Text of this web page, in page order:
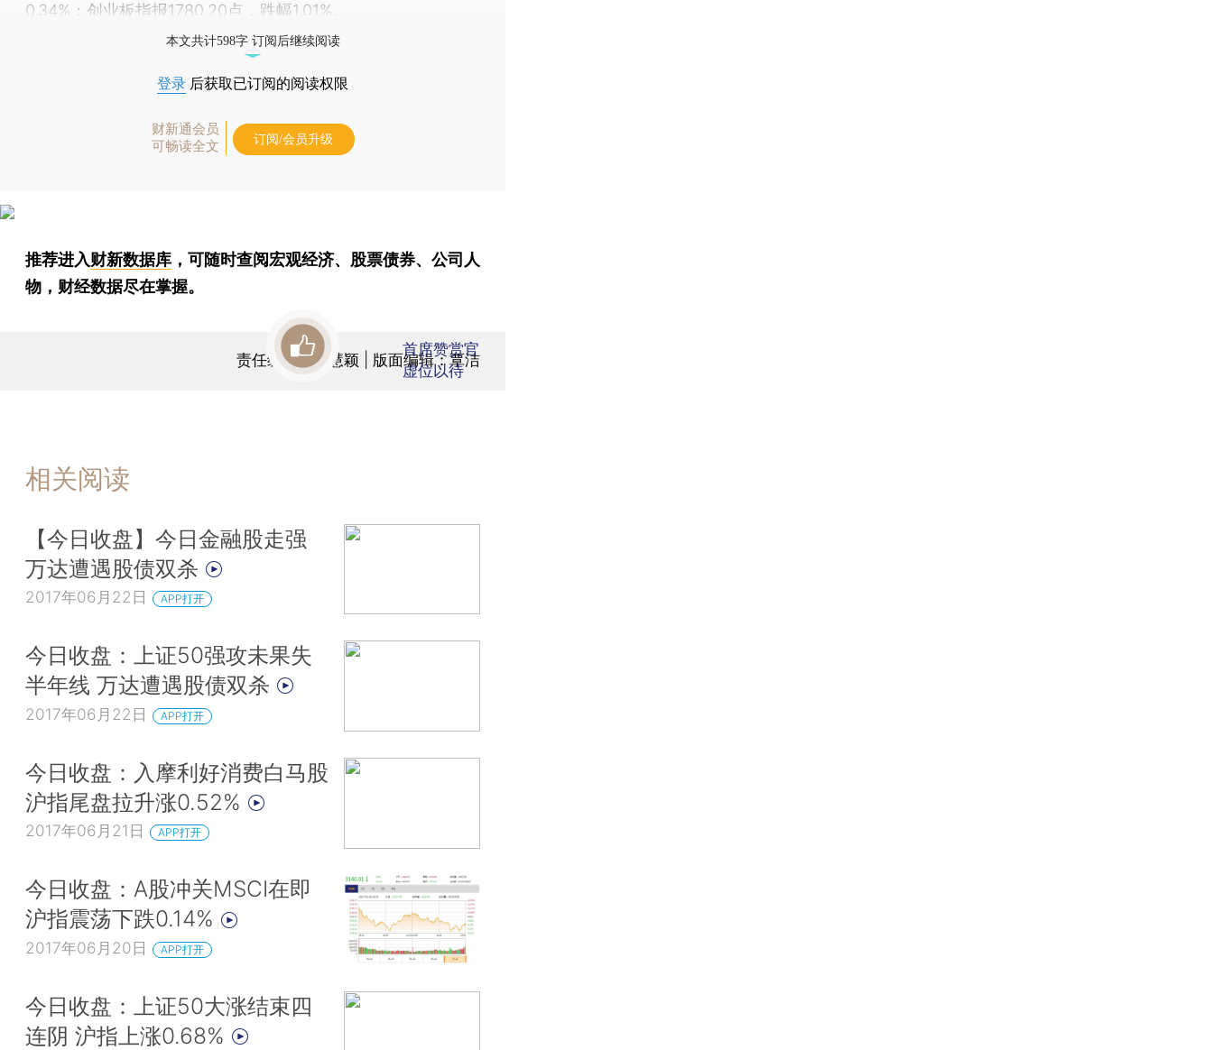
0.34%； 创业板指报1780.20点，跌幅1.01%。
本文共计598字 订阅后继续阅读
登录 后获取已订阅的阅读权限
财新通会员
可畅读全文
订阅/会员升级
推荐进入财新数据库 ，可随时查阅宏观经济、股票债券、公司人
物，财经数据尽在掌握。
责任编辑：陈慧颖 | 版面编辑：覃洁
首席赞赏官
虚位以待
相关阅读
【今日收盘】今日金融股走强
万达遭遇股债双杀
2017年06月22日 APP打开
今日收盘：上证50强攻未果失
半年线 万达遭遇股债双杀
2017年06月22日 APP打开
今日收盘：入摩利好消费白马股
沪指尾盘拉升涨0.52%
2017年06月21日 APP打开
今日收盘：A股冲关MSCI在即
沪指震荡下跌0.14%
2017年06月20日 APP打开
今日收盘：上证50大涨结束四
连阴 沪指上涨0.68%